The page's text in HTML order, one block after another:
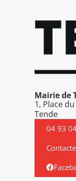
Mairie de
1, Place
Tende
04 93